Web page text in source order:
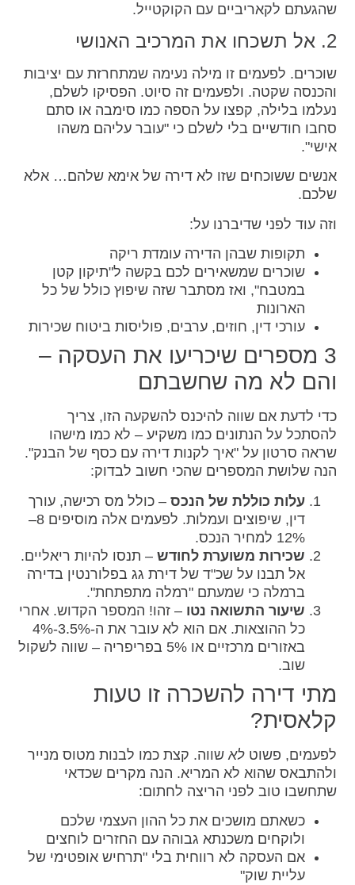
שהגעתם לקאריביים עם הקוקטייל.
2. אל תשכחו את המרכיב האנושי
שוכרים. לפעמים זו מילה נעימה שמתחרזת עם יציבות
והכנסה שקטה. ולפעמים זה סיוט. הפסיקו לשלם,
נעלמו בלילה, קפצו על הספה כמו סימבה או סתם
סחבו חודשיים בלי לשלם כי "עובר עליהם משהו
אישי".
אנשים ששוכחים שזו לא דירה של אימא שלהם… אלא
שלכם.
וזה עוד לפני שדיברנו על:
תקופות שבהן הדירה עומדת ריקה
שוכרים שמשאירים לכם בקשה ל"תיקון קטן
במטבח", ואז מסתבר שזה שיפוץ כולל של כל
הארונות
עורכי דין, חוזים, ערבים, פוליסות ביטוח שכירות
3 מספרים שיכריעו את העסקה –
והם לא מה שחשבתם
כדי לדעת אם שווה להיכנס להשקעה הזו, צריך
להסתכל על הנתונים כמו משקיע – לא כמו מישהו
שראה סרטון על "איך לקנות דירה עם כסף של הבנק".
הנה שלושת המספרים שהכי חשוב לבדוק:
עלות כוללת של הנכס– כולל מס רכישה, עורך
דין, שיפוצים ועמלות. לפעמים אלה מוסיפים 8–
12% למחיר הנכס.
שכירות משוערת לחודש– תנסו להיות ריאליים.
אל תבנו על שכ"ד של דירת גג בפלורנטין בדירה
ברמלה כי שמעתם "רמלה מתפתחת".
שיעור התשואה נטו – זהו! המספר הקדוש. אחרי
כל ההוצאות. אם הוא לא עובר את ה-3.5%-4%
באזורים מרכזיים או 5% בפריפריה – שווה לשקול
שוב.
מתי דירה להשכרה זו טעות
קלאסית?
לפעמים, פשוט לאשווה. קצת כמו לבנות מטוס מנייר
ולהתבאס שהוא לא המריא. הנה מקרים שכדאי
שתחשבו טוב לפני הריצה לחתום:
כשאתם מושכים את כל ההון העצמי שלכם
ולוקחים משכנתא גבוהה עם החזרים לוחצים
אם העסקה לא רווחית בלי "תרחיש אופטימי של
עליית שוק"